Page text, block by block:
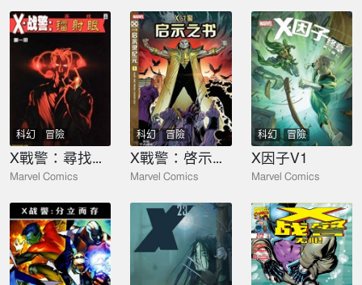
科幻 冒險
X戰警：尋找鐳射眼
Marvel Comics
科幻 冒險
X戰警：啓示之書
Marvel Comics
科幻 冒險
X因子V1
Marvel Comics